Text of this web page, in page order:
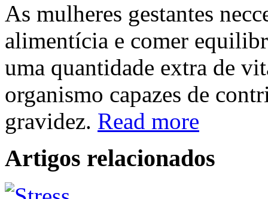
As mulheres gestantes
alimentícia e comer
uma quantidade extra de
organismo capazes de
gravidez. Read more
Artigos relacionados